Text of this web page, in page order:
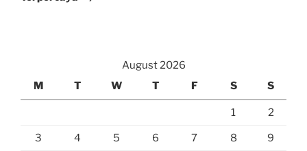
August 2026
M
T W T F S S
1 2
3 4 5 6 7 8 9